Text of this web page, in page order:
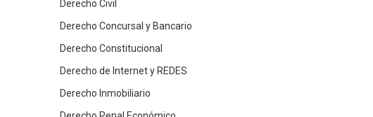
Derecho Civil
Derecho Concursal y Bancario
Derecho Constitucional
Derecho de Internet y REDES
Derecho Inmobiliario